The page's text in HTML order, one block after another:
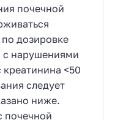
почечной
дозировке
с нарушениями
<50
следует
ниже.
почечной